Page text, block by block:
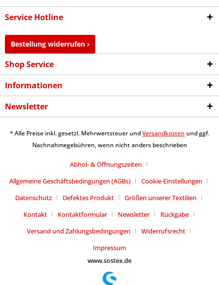
Service Hotline
Bestellung widerrufen ›
Shop Service
Informationen
Newsletter
* Alle Preise inkl. gesetzl. Mehrwertsteuer undVersandkosten und ggf.
Nachnahmegebühren, wenn nicht anders beschrieben
Abhol- & Öffnungszeiten
Allgemeine Geschäftsbedingungen (AGBs)
Cookie-Einstellungen
Datenschutz
Defektes Produkt
Größen unserer Textilien
Kontakt
Kontaktformular Newsletter
Rückgabe
Versand und Zahlungsbedingungen
Widerrufsrecht
Impressum
www.sostex.de